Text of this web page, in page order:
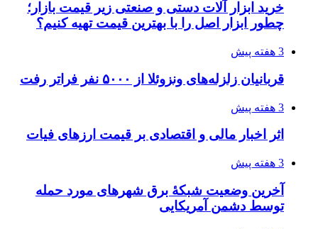
تفکر «تساوی» باعث صعود نکردن تیم ملی شد/
فدراسیون نگاهش را عوض کند
4 هفته پیش
از کجا تجهیزات ترافیکی باکیفیت بخریم؟ راهنمای
4 هفته پیش
روسیه
4 هفته پیش